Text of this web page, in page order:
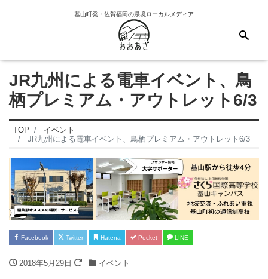
基山町発・佐賀福岡の県境ローカルメディア
JR九州による電車イベント、鳥
栖プレミアム・アウトレット6/3
TOP
イベント
JR九州による電車イベント、鳥栖プレミアム・アウトレット6/3
Facebook Twitter Hatena Pocket LINE
2018年5月29日 イベント